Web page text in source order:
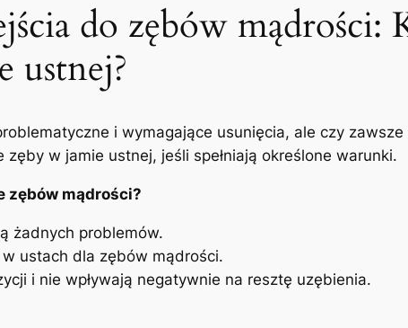
do zębów mądrości:
ustnej?
i wymagające usunięcia, ale czy
w jamie ustnej, jeśli spełniają określone warunki.
zębów mądrości?
żadnych problemów.
ustach dla zębów‌ mądrości.
i nie ⁤wpływają negatywnie na resztę uzębienia.